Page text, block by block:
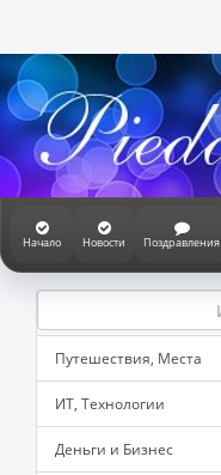
Начало Новости Поздравления
Путешествия, Места
ИТ, Технологии
Деньги и Бизнес